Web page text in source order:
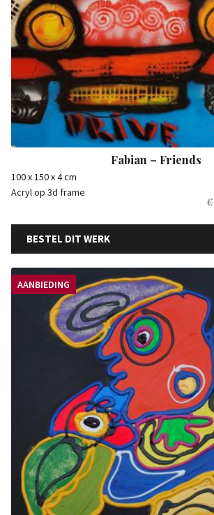
Fabian – Friends
100 x 150 x 4 cm
Acryl op 3d frame
€
BESTEL DIT WERK
AANBIEDING